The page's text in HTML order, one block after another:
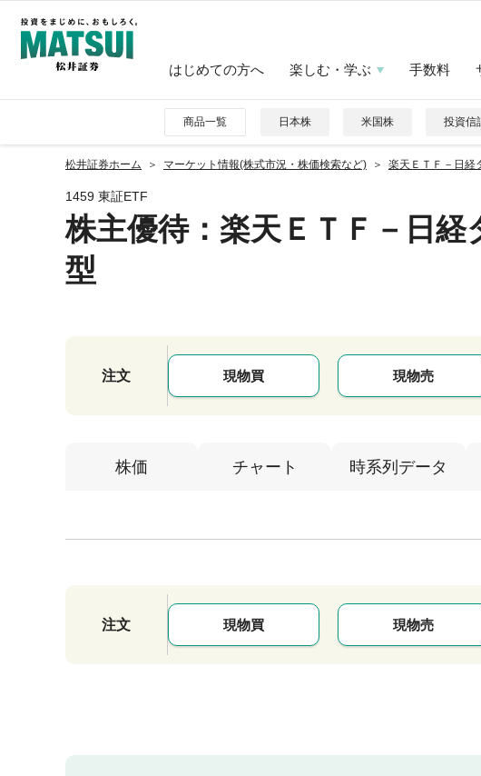
はじめての方へ 楽しむ・学ぶ 手数料
商品一覧 日本株 米国株 投資信
松井証券ホーム マーケット情報(株式市況・株価検索など) 楽天ＥＴＦ－日経
1459 東証ETF
株主優待：楽天ＥＴＦ－日
型
注文 現物買 現物売
株価 チャート 時系列データ
注文 現物買 現物売